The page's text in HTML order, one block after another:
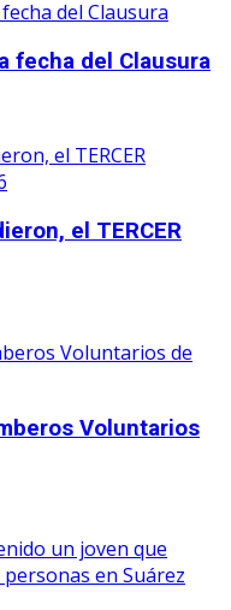
fecha del Clausura
el TERCER
Voluntarios